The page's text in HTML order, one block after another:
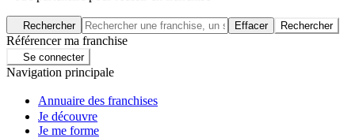
Rechercher Effacer Rechercher
Référencer ma franchise
Se connecter
Navigation principale
Annuaire des franchises
Je découvre
Je me forme